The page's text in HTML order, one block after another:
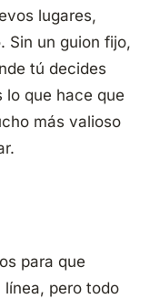
lugares,
Sin un guion fijo,
tú decides
lo que hace que
más valioso
para que
pero todo